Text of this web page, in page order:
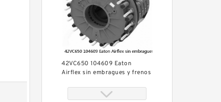
42VC650 104609 Eaton
Airflex sin embragues y frenos